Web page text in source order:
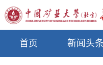
首页 新闻头条